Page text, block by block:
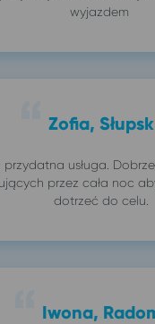
wyjazdem
Zofia, Słupsk
przydatna usługa.
przez cała noc
dotrzeć do celu.
Iwona,